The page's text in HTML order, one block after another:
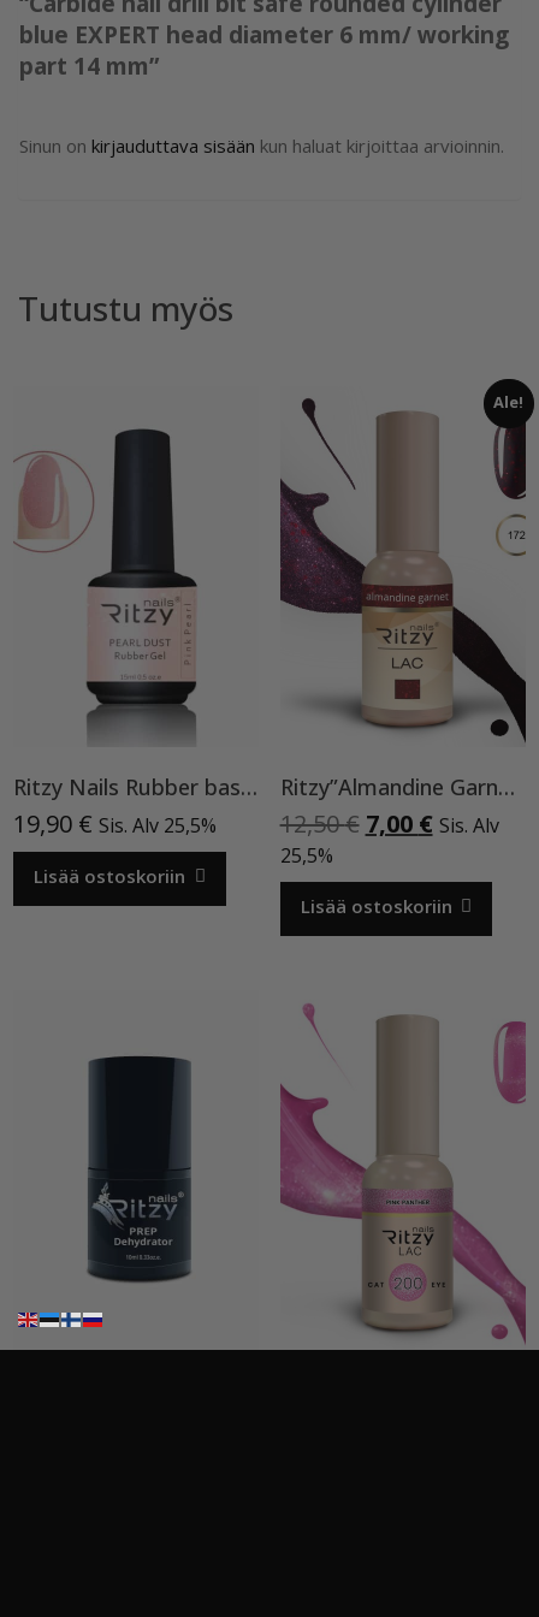
mm
määrä
blue EXPERT head diameter 6 mm/ working
part 14 mm”
Sinun on kirjauduttava sisään kun haluat kirjoittaa arvioinnin.
Tutustu myös
Ritzy Nails Rubber base ”Pink Pearl” pohjageeli, 15 ml
19,90 € Sis. Alv 25,5%
Lisää ostoskoriin
Ale!
Ritzy”Almandine Garnet”,9 ml TPO-VAPAA
12,50€ Alkuperäinen
oli:
12,50 €.
7,00 €Nykyinen
on:
7,00 €.
Sis. Alv
25,5%
Lisää ostoskoriin